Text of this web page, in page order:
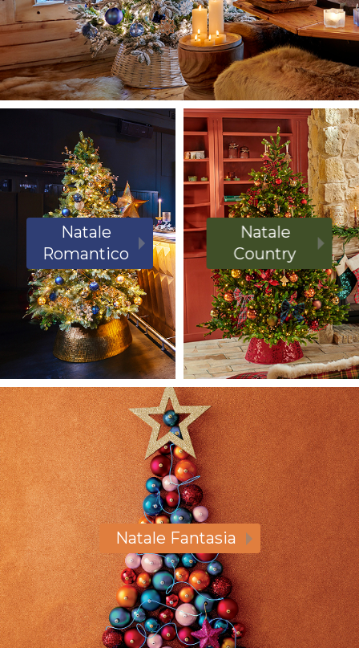
Natale
Romantico
Natale
Country
Natale Fantasia